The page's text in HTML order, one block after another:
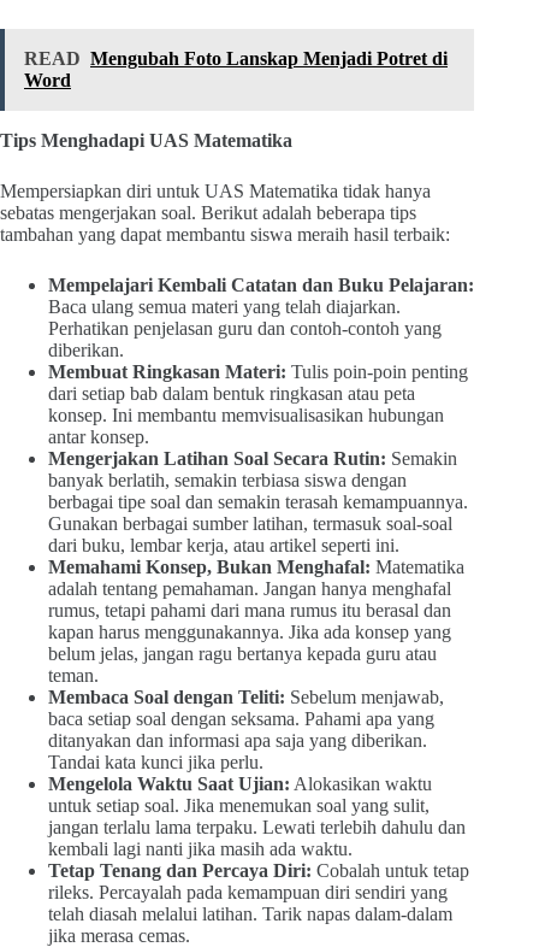
READ Mengubah Foto Lanskap Menjadi Potret di
Word
Tips Menghadapi UAS Matematika
Mempersiapkan diri untuk UAS Matematika tidak hanya
sebatas mengerjakan soal. Berikut adalah beberapa tips
tambahan yang dapat membantu siswa meraih hasil terbaik:
Mempelajari Kembali Catatan dan Buku Pelajaran:
Baca ulang semua materi yang telah diajarkan.
Perhatikan penjelasan guru dan contoh-contoh yang
diberikan.
Membuat Ringkasan Materi: Tulis poin-poin penting
dari setiap bab dalam bentuk ringkasan atau peta
konsep. Ini membantu memvisualisasikan hubungan
antar konsep.
Mengerjakan Latihan Soal Secara Rutin: Semakin
banyak berlatih, semakin terbiasa siswa dengan
berbagai tipe soal dan semakin terasah kemampuannya.
Gunakan berbagai sumber latihan, termasuk soal-soal
dari buku, lembar kerja, atau artikel seperti ini.
Memahami Konsep, Bukan Menghafal: Matematika
adalah tentang pemahaman. Jangan hanya menghafal
rumus, tetapi pahami dari mana rumus itu berasal dan
kapan harus menggunakannya. Jika ada konsep yang
belum jelas, jangan ragu bertanya kepada guru atau
teman.
Membaca Soal dengan Teliti: Sebelum menjawab,
baca setiap soal dengan seksama. Pahami apa yang
ditanyakan dan informasi apa saja yang diberikan.
Tandai kata kunci jika perlu.
Mengelola Waktu Saat Ujian: Alokasikan waktu
untuk setiap soal. Jika menemukan soal yang sulit,
jangan terlalu lama terpaku. Lewati terlebih dahulu dan
kembali lagi nanti jika masih ada waktu.
Tetap Tenang dan Percaya Diri: Cobalah untuk tetap
rileks. Percayalah pada kemampuan diri sendiri yang
telah diasah melalui latihan. Tarik napas dalam-dalam
jika merasa cemas.